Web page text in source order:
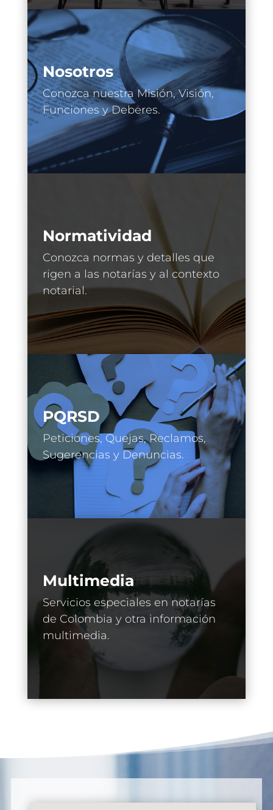
Nosotros
Conozca nuestra Misión, Visión,
Funciones y Deberes.
Normatividad
Conozca normas y detalles que
rigen a las notarías y al contexto
notarial.
PQRSD
Peticiones, Quejas, Reclamos,
Sugerencias y Denuncias.
Multimedia
Servicios especiales en notarías
de Colombia y otra información
multimedia.